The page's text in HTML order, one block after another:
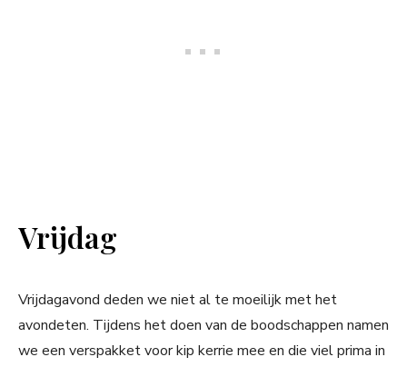
Vrijdag
Vrijdagavond deden we niet al te moeilijk met het
avondeten. Tijdens het doen van de boodschappen namen
we een verspakket voor kip kerrie mee en die viel prima in